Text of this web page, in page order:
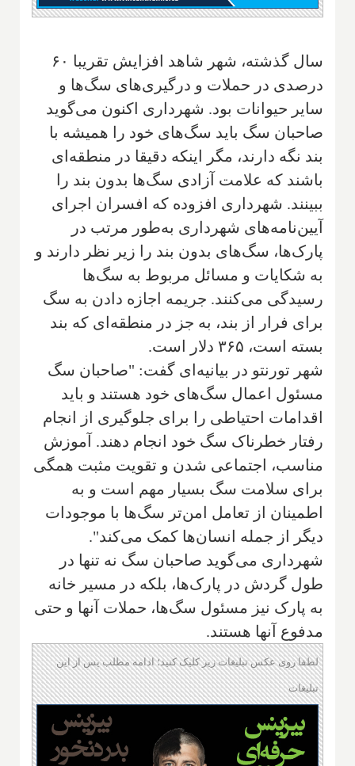
سال گذشته، شهر شاهد افزایش تقریبا ۶۰
درصدی در حملات و درگیری‌های سگ‌ها و
سایر حیوانات بود. شهرداری اکنون می‌گوید
صاحبان سگ باید سگ‌های خود را همیشه با
بند نگه دارند، مگر اینکه دقیقا در منطقه‌ای
باشند که علامت آزادی سگ‌ها بدون بند را
ببینند. شهرداری افزوده که افسران اجرای
آیین‌نامه‌های شهرداری به‌طور مرتب در
پارک‌ها، سگ‌های بدون بند را زیر نظر دارند و
به شکایات و مسائل مربوط به سگ‌ها
رسیدگی می‌کنند. جریمه اجازه دادن به سگ
برای فرار از بند، به جز در منطقه‌ای که بند
بسته است، ۳۶۵ دلار است.
شهر تورنتو در بیانیه‌ای گفت: "صاحبان سگ
مسئول اعمال سگ‌های خود هستند و باید
اقدامات احتیاطی را برای جلوگیری از انجام
رفتار خطرناک سگ خود انجام دهند. آموزش
مناسب، اجتماعی شدن و تقویت مثبت همگی
برای سلامت سگ بسیار مهم است و به
اطمینان از تعامل امن‌تر سگ‌ها با موجودات
دیگر از جمله انسان‌ها کمک می‌کند".
شهرداری می‌گوید صاحبان سگ نه تنها در
طول گردش در پارک‌ها، بلکه در مسیر خانه
به پارک نیز مسئول سگ‌ها، حملات آنها و حتی
مدفوع آنها هستند.
لطفا روی عکس تبلیغات زیر کلیک کنید؛ ادامه مطلب پس از این
تبلیغات